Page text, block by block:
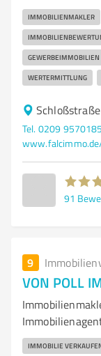
IMMOBILIENMAKLER
GEWERBEIMMOBILIEN
WERTERMITTLUNG
Tel. 0209
91
9
VON POLL
IMMOBILIE